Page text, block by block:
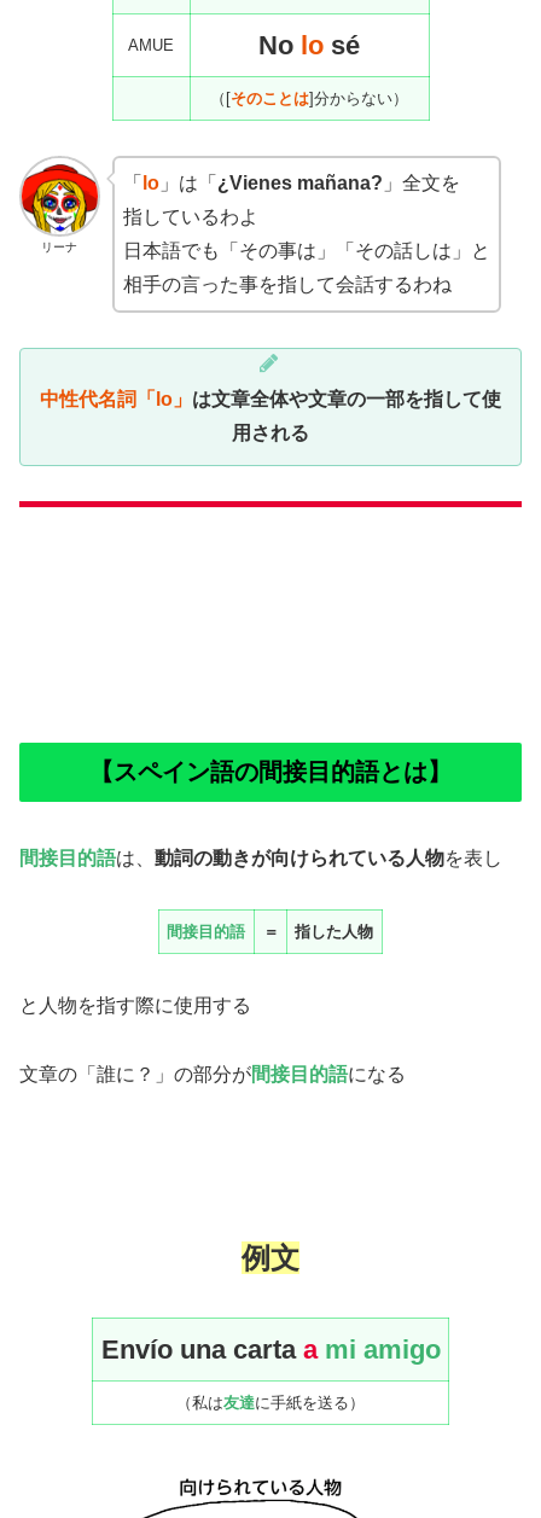
AMUE No lo sé
（[そのことは]分からない）
リーナ
「 lo」は「 ¿Vienes mañana? 」全文を
指しているわよ
日本語でも「その事は」「その話しは」と
相手の言った事を指して会話するわね
中性代名詞「lo」 は文章全体や文章の一部を指して使
用される
【スペイン語の間接目的語とは】
間接目的語は、 動詞の動きが向けられている人物を表し
間接目的語 ＝ 指した人物
と人物を指す際に使用する
文章の「誰に？」の部分が間接目的語になる
例文
Envío una carta ami amigo
（私は友達に手紙を送る）